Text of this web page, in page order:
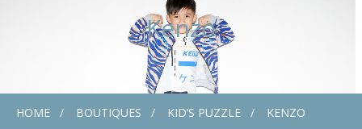
Kenzo
HOME » BOUTIQUES » KID’S PUZZLE » KENZO